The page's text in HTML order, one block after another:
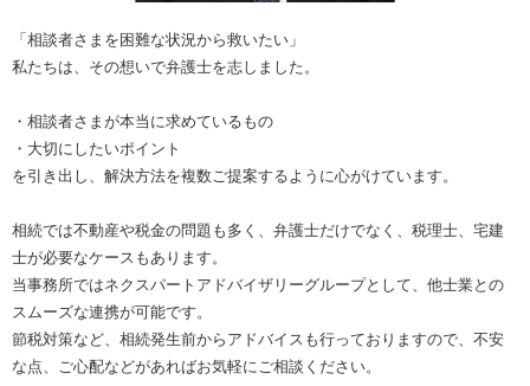
「相談者さまを困難な状況から救いたい」
私たちは、その想いで弁護士を志しました。
・相談者さまが本当に求めているもの
・大切にしたいポイント
を引き出し、解決方法を複数ご提案するように心がけています。
相続では不動産や税金の問題も多く、弁護士だけでなく、税理士、宅建
士が必要なケースもあります。
当事務所ではネクスパートアドバイザリーグループとして、他士業との
スムーズな連携が可能です。
節税対策など、相続発生前からアドバイスも行っておりますので、不安
な点、ご心配などがあればお気軽にご相談ください。